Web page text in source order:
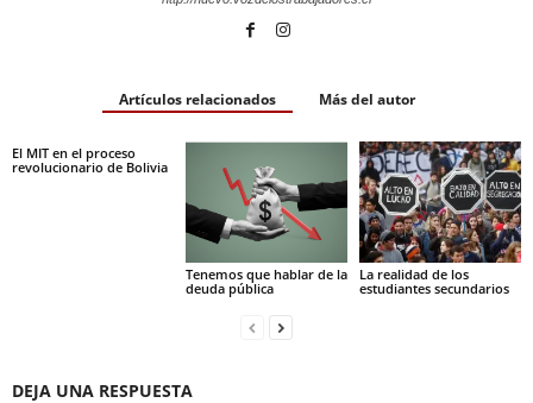
Artículos relacionados Más del autor
El MIT en el proceso
revolucionario de Bolivia
Tenemos que hablar de la
deuda pública
La realidad de los
estudiantes secundarios
DEJA UNA RESPUESTA